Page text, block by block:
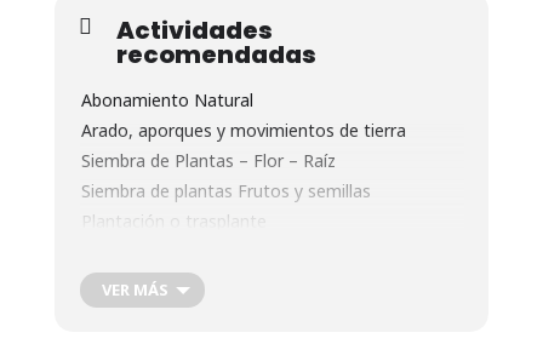
Actividades
recomendadas
Abonamiento Natural
Arado, aporques y movimientos de tierra
Siembra de Plantas – Flor – Raíz
Siembra de plantas Frutos y semillas
Plantación o trasplante
Cosecha de hojas, flores y frutos
Cosecha Plantas Medicinales
VER MÁS